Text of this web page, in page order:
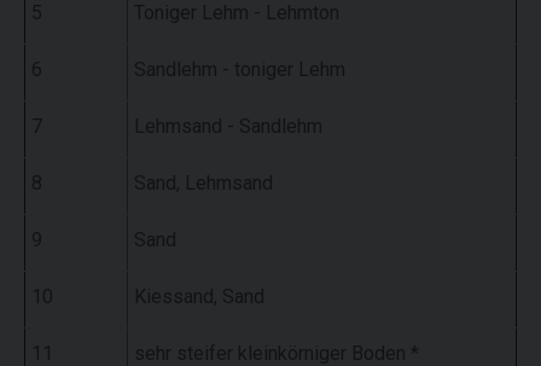
5 Toniger Lehm - Lehmton
6 Sandlehm - toniger Lehm
7 Lehmsand - Sandlehm
8 Sand, Lehmsand
9 Sand
10 Kiessand, Sand
11 sehr steifer kleinkörniger Boden *